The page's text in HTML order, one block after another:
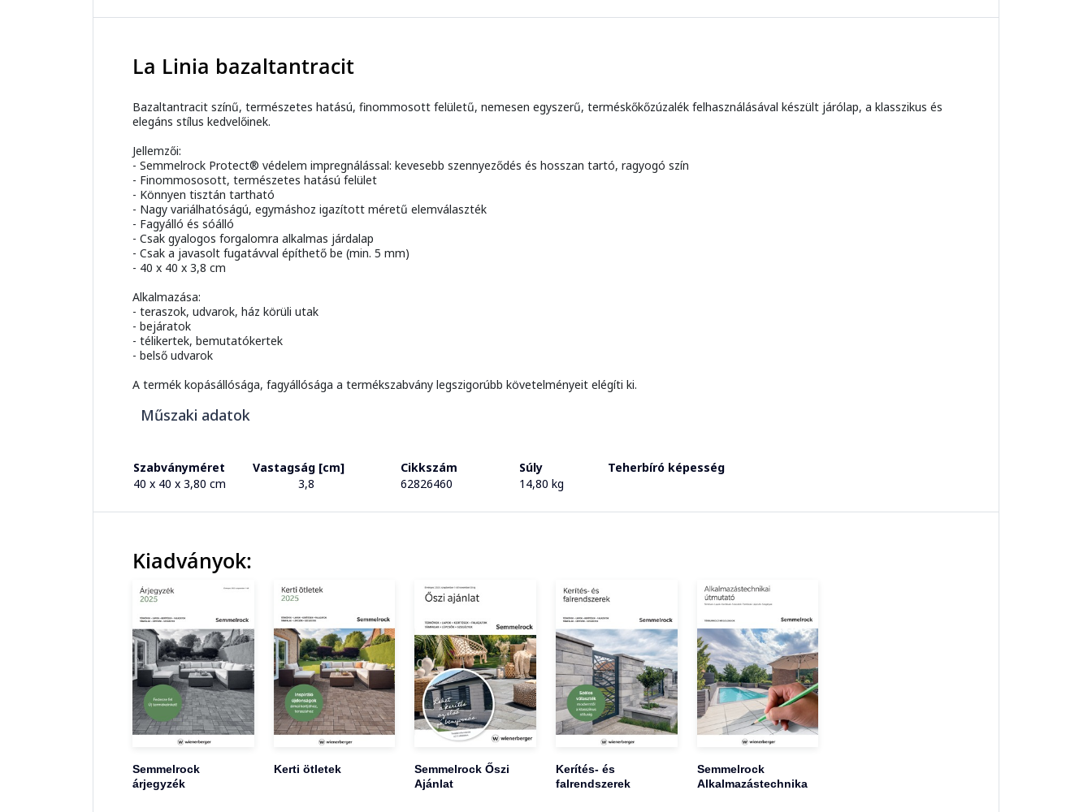
La Linia bazaltantracit
Bazaltantracit színű, természetes hatású, finommosott felületű, nemesen egyszerű, terméskőkőzúzalék felhasználásával készült járólap, a klasszikus és
elegáns stílus kedvelőinek.
Jellemzői:
- Semmelrock Protect® védelem impregnálással: kevesebb szennyeződés és hosszan tartó, ragyogó szín
- Finommososott, természetes hatású felület
- Könnyen tisztán tartható
- Nagy variálhatóságú, egymáshoz igazított méretű elemválaszték
- Fagyálló és sóálló
- Csak gyalogos forgalomra alkalmas járdalap
- Csak a javasolt fugatávval építhető be (min. 5 mm)
- 40 x 40 x 3,8 cm
Alkalmazása:
- teraszok, udvarok, ház körüli utak
- bejáratok
- télikertek, bemutatókertek
- belső udvarok
A termék kopásállósága, fagyállósága a termékszabvány legszigorúbb követelményeit elégíti ki.
Műszaki adatok
Szabványméret Vastagság [cm] Cikkszám Súly
Teherbíró képesség
40 x 40 x 3,80 cm
3,8 62826460 14,80 kg
Kiadványok:
Semmelrock
árjegyzék
Kerti ötletek
Semmelrock Őszi
Ajánlat
Kerítés- és
falrendszerek
Semmelrock
Alkalmazástechnika